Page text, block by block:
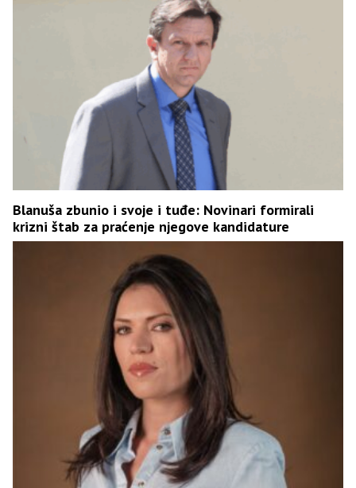
Blanuša zbunio i svoje i tuđe: Novinari formirali
krizni štab za praćenje njegove kandidature